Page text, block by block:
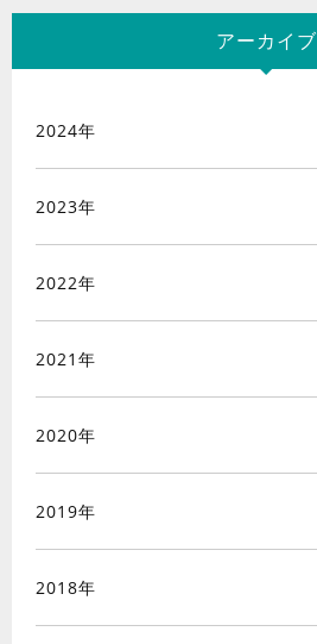
アーカイブ
2024年
2023年
2022年
2021年
2020年
2019年
2018年